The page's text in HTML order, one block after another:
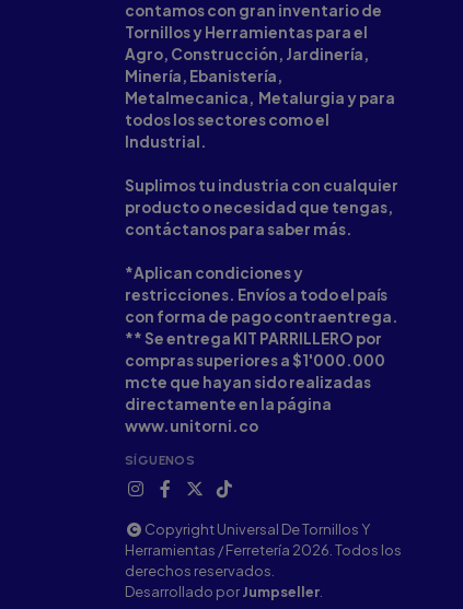
contamos con gran inventario de
Tornillos y Herramientas para el
Agro, Construcción, Jardinería,
Minería, Ebanistería,
Metalmecanica, Metalurgia y para
todos los sectores como el
Industrial.
Suplimos tu industria con cualquier
producto o necesidad que tengas,
contáctanos para saber más.
*Aplican condiciones y
restricciones. Envíos a todo el país
con forma de pago contraentrega.
** Se entrega KIT PARRILLERO por
compras superiores a $1'000.000
mcte que hayan sido realizadas
directamente en la página
www.unitorni.co
SÍGUENOS
Copyright Universal De Tornillos Y
Herramientas / Ferretería 2026. Todos los
derechos reservados.
Desarrollado porJumpseller